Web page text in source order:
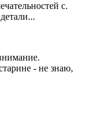
с.
- не знаю,